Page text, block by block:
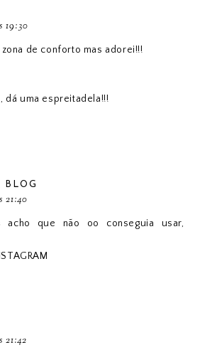
19:30
de conforto mas adorei!!!
dá uma espreitadela!!!
BLOG
21:40
acho que não oo conseguia usar,
21:42